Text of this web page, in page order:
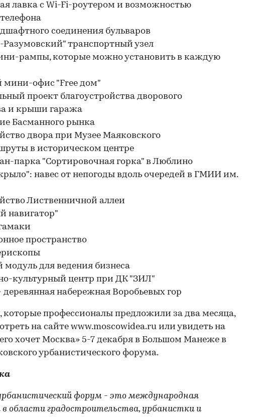
лавка с Wi-Fi-роутером и возможностью
соединения бульваров
Разумовский" транспортный узел
рампы, которые можно установить в каждую
мини-офис "Free дом"
проект благоустройства дворового
и крыши гаража
Басманного рынка
двора при Музее Маяковского
в историческом центре
парка "Сортировочная горка" в Люблино
навес от непогоды вдоль очередей в ГМИИ им.
Лиственничной аллеи
навигатор"
пространство
модуль для ведения бизнеса
культурный центр при ДК "ЗИЛ"
деревянная набережная Воробьевых гор
которые профессионалы предложили за два месяца,
на сайте www.moscowidea.ru или увидеть на
хочет Москва» 5-7 декабря в Большом Манеже в
урбанистического форума.
форум - это международная
области градостроительства, урбанистки и